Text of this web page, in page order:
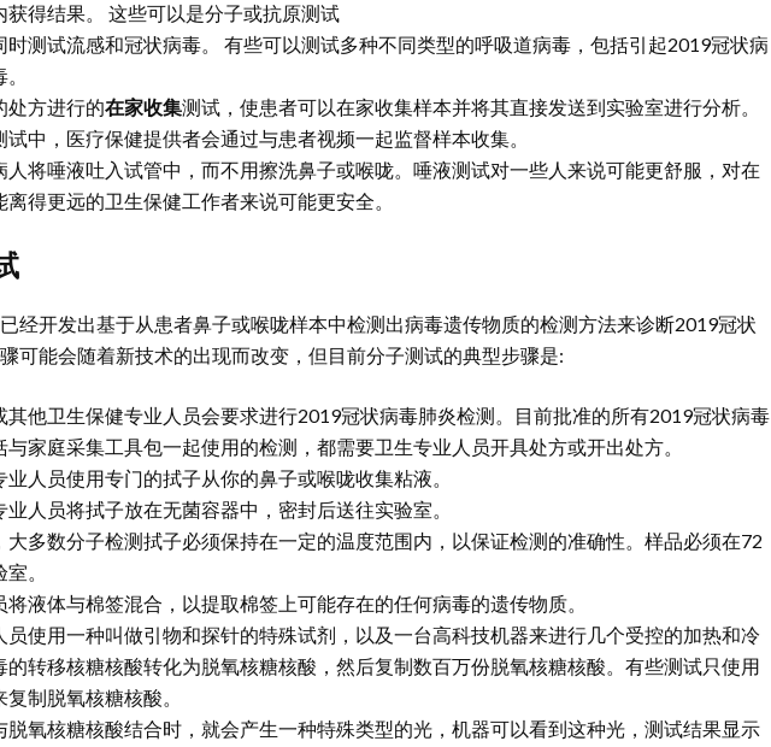
获得结果。 这些可以是分子或抗原测试
时测试流感和冠状病毒。 有些可以测试多种不同类型的呼吸道病毒，包括引起2019冠状病
处方进行的在家收集测试，使患者可以在家收集样本并将其直接发送到实验室进行分析。
中，医疗保健提供者会通过与患者视频一起监督样本收集。
人将唾液吐入试管中，而不用擦洗鼻子或喉咙。唾液测试对一些人来说可能更舒服，对在
得更远的卫生保健工作者来说可能更安全。
经开发出基于从患者鼻子或喉咙样本中检测出病毒遗传物质的检测方法来诊断2019冠状
可能会随着新技术的出现而改变，但目前分子测试的典型步骤是:
其他卫生保健专业人员会要求进行2019冠状病毒肺炎检测。目前批准的所有2019冠状病毒
与家庭采集工具包一起使用的检测，都需要卫生专业人员开具处方或开出处方。
人员使用专门的拭子从你的鼻子或喉咙收集粘液。
人员将拭子放在无菌容器中，密封后送往实验室。
大多数分子检测拭子必须保持在一定的温度范围内，以保证检测的准确性。样品必须在72
。
将液体与棉签混合，以提取棉签上可能存在的任何病毒的遗传物质。
员使用一种叫做引物和探针的特殊试剂，以及一台高科技机器来进行几个受控的加热和冷
的转移核糖核酸转化为脱氧核糖核酸，然后复制数百万份脱氧核糖核酸。有些测试只使用
制脱氧核糖核酸。
脱氧核糖核酸结合时，就会产生一种特殊类型的光，机器可以看到这种光，测试结果显示